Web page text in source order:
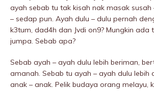
ayah sebab tu tak kisah nak masak
– sedap pun. Ayah dulu – dulu pernah
k3tum, dad4h dan Jvdi on9? Mungkin ada
jumpa. Sebab apa?
Sebab ayah – ayah dulu lebih beriman,
amanah. Sebab tu ayah – ayah dulu lebih
anak – anak. Pelik budaya orang melayu,